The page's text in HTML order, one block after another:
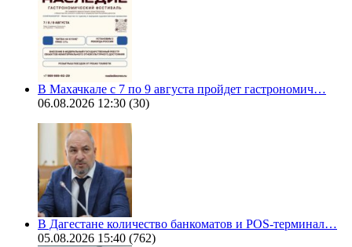
В Махачкале с 7 по 9 августа пройдет гастрономич…
06.08.2026 12:30 (30)
В Дагестане количество банкоматов и POS-терминал…
05.08.2026 15:40 (762)